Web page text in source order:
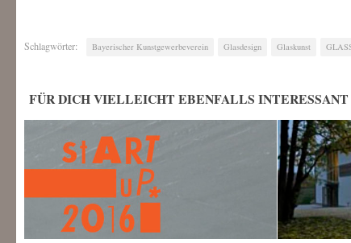
Schlagwörter: Bayerischer Kunstgewerbeverein Glasdesign Glaskunst
FÜR DICH VIELLEICHT EBENFALLS